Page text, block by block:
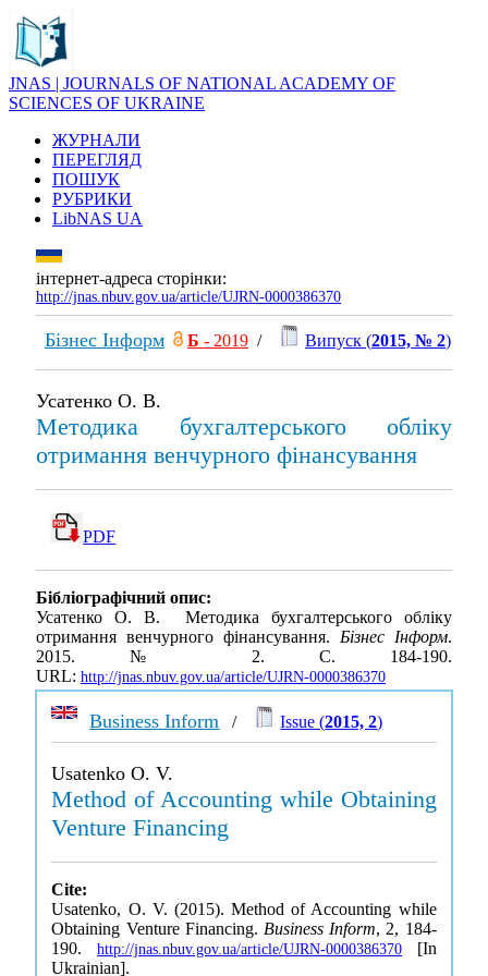
JNAS | JOURNALS OF NATIONAL ACADEMY OF
SCIENCES OF UKRAINE
ЖУРНАЛИ
ПЕРЕГЛЯД
ПОШУК
РУБРИКИ
LibNAS UA
інтернет-адреса сторінки:
http://jnas.nbuv.gov.ua/article/UJRN-0000386370
Бізнес Інформ Б - 2019 / Випуск (2015, № 2)
Усатенко О. В.
Методика бухгалтерського обліку
отримання венчурного фінансування
PDF
Бібліографічний опис:
Усатенко О. В. Методика бухгалтерського обліку
отримання венчурного фінансування. Бізнес Інформ.
2015. № 2. С. 184-190.
URL: http://jnas.nbuv.gov.ua/article/UJRN-0000386370
Business Inform / Issue (2015, 2)
Usatenko O. V.
Method of Accounting while Obtaining
Venture Financing
Cite:
Usatenko, O. V. (2015). Method of Accounting while
Obtaining Venture Financing. Business Inform, 2, 184-
190. http://jnas.nbuv.gov.ua/article/UJRN-0000386370 [In
Ukrainian].